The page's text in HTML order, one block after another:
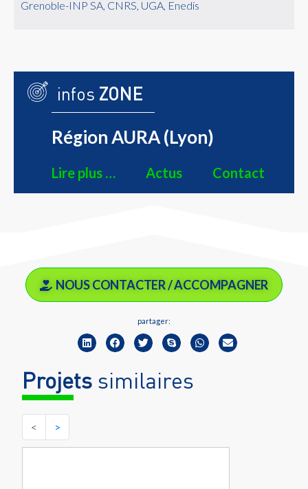
Grenoble-INP SA, CNRS, UGA, Enedis
infos ZONE
Région AURA (Lyon)
Lire plus … Actus Contact
NOUS CONTACTER / ACCOMPAGNER
partager:
Projets similaires
< >